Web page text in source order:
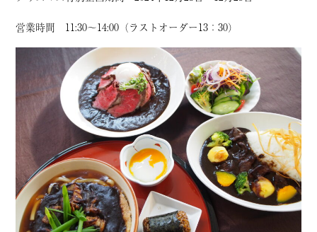
営業時間 11:30～14:00（ラストオーダー13：30）